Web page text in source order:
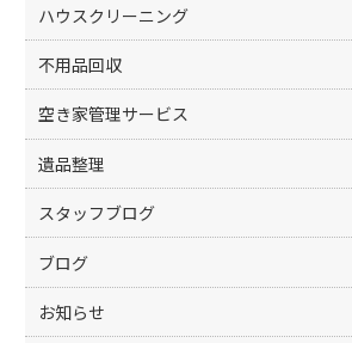
k
ハウスクリーニング
不用品回収
空き家管理サービス
遺品整理
スタッフブログ
ブログ
お知らせ